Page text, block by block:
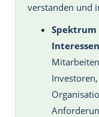
verstanden und